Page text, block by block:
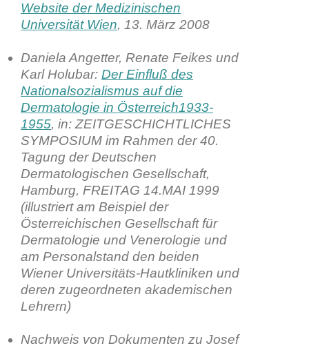
Website der Medizinischen
Universität Wien, 13. März 2008
Daniela Angetter, Renate Feikes und
Karl Holubar: Der Einfluß des
Nationalsozialismus auf die
Dermatologie in Österreich1933-
1955, in: ZEITGESCHICHTLICHES
SYMPOSIUM im Rahmen der 40.
Tagung der Deutschen
Dermatologischen Gesellschaft,
Hamburg, FREITAG 14.MAI 1999
(illustriert am Beispiel der
Österreichischen Gesellschaft für
Dermatologie und Venerologie und
am Personalstand den beiden
Wiener Universitäts-Hautkliniken und
deren zugeordneten akademischen
Lehrern)
Nachweis von Dokumenten zu Josef